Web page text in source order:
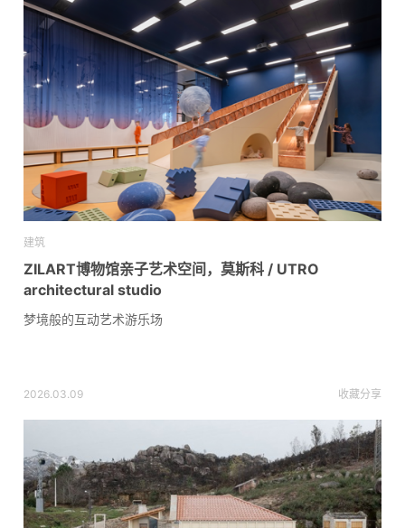
建筑
ZILART博物馆亲子艺术空间，莫斯科 / UTRO
architectural studio
梦境般的互动艺术游乐场
2026.03.09 收藏分享